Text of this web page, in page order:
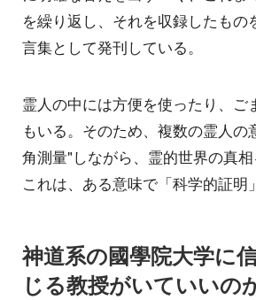
を繰り返し、それを収録したもの
言集として発刊している。
霊人の中には方便を使ったり、ご
もいる。そのため、複数の霊人の
角測量"しながら、霊的世界の真相
これは、ある意味で「科学的証明
神道系の國學院大学に
じる教授がいていいの